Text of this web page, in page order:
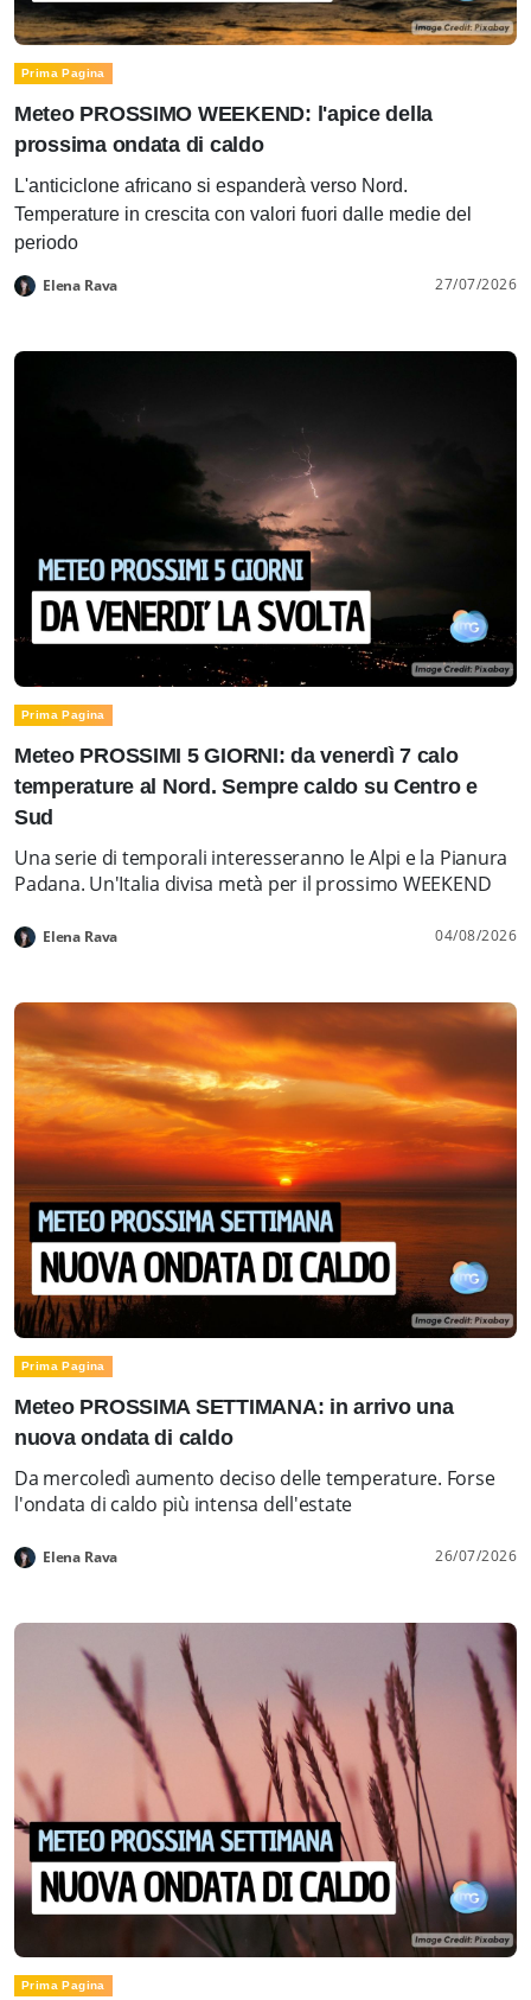
Prima Pagina
Meteo PROSSIMO WEEKEND: l'apice della
prossima ondata di caldo
L'anticiclone africano si espanderà verso Nord.
Temperature in crescita con valori fuori dalle medie del
periodo
Elena Rava 27/07/2026
Prima Pagina
Meteo PROSSIMI 5 GIORNI: da venerdì 7 calo
temperature al Nord. Sempre caldo su Centro e
Sud
Una serie di temporali interesseranno le Alpi e la Pianura
Padana. Un'Italia divisa metà per il prossimo WEEKEND
Elena Rava 04/08/2026
Prima Pagina
Meteo PROSSIMA SETTIMANA: in arrivo una
nuova ondata di caldo
Da mercoledì aumento deciso delle temperature. Forse
l'ondata di caldo più intensa dell'estate
Elena Rava 26/07/2026
Prima Pagina